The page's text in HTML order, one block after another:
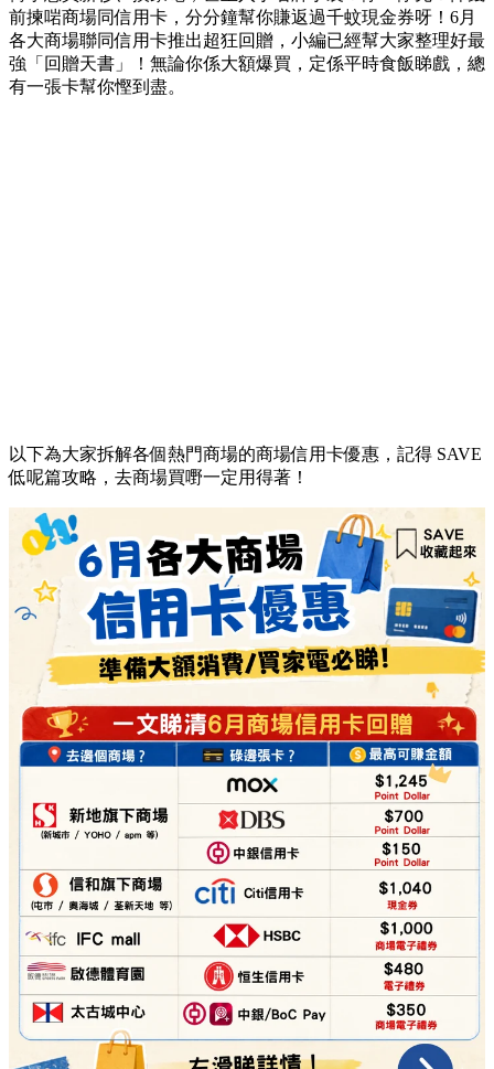
前揀啱商場同信用卡，分分鐘幫你賺返過千蚊現金券呀！6月
各大商場聯同信用卡推出超狂回贈，小編已經幫大家整理好最
強「回贈天書」！無論你係大額爆買，定係平時食飯睇戲，總
有一張卡幫你慳到盡。
以下為大家拆解各個熱門商場的商場信用卡優惠，記得 SAVE
低呢篇攻略，去商場買嘢一定用得著！